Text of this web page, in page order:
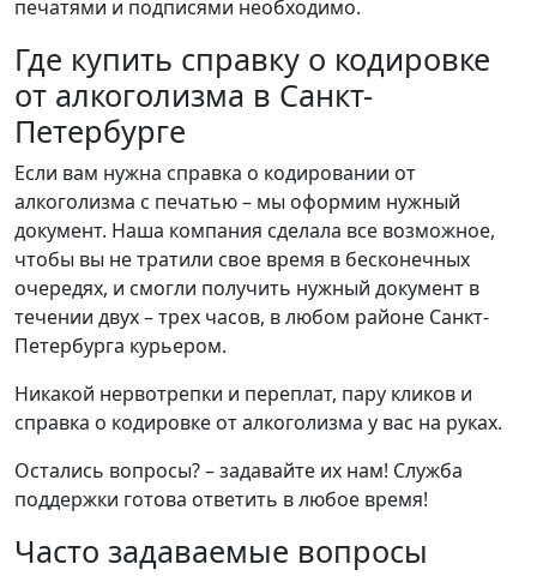
печатями и подписями необходимо.
Где купить справку о кодировке
от алкоголизма в Санкт-
Петербурге
Если вам нужна справка о кодировании от
алкоголизма с печатью – мы оформим нужный
документ. Наша компания сделала все возможное,
чтобы вы не тратили свое время в бесконечных
очередях, и смогли получить нужный документ в
течении двух – трех часов, в любом районе Санкт-
Петербурга курьером.
Никакой нервотрепки и переплат, пару кликов и
справка о кодировке от алкоголизма у вас на руках.
Остались вопросы? – задавайте их нам! Служба
поддержки готова ответить в любое время!
Часто задаваемые вопросы